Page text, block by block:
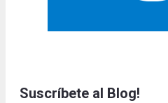
Suscríbete al Blog!